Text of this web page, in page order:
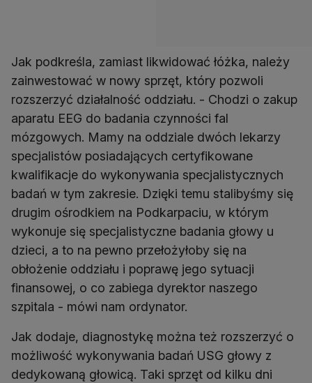
Jak podkreśla, zamiast likwidować łóżka, należy
zainwestować w nowy sprzęt, który pozwoli
rozszerzyć działalność oddziału. - Chodzi o zakup
aparatu EEG do badania czynności fal
mózgowych. Mamy na oddziale dwóch lekarzy
specjalistów posiadających certyfikowane
kwalifikacje do wykonywania specjalistycznych
badań w tym zakresie. Dzięki temu stalibyśmy się
drugim ośrodkiem na Podkarpaciu, w którym
wykonuje się specjalistyczne badania głowy u
dzieci, a to na pewno przełożyłoby się na
obłożenie oddziału i poprawę jego sytuacji
finansowej, o co zabiega dyrektor naszego
szpitala - mówi nam ordynator.
Jak dodaje, diagnostykę można też rozszerzyć o
możliwość wykonywania badań USG głowy z
dedykowaną głowicą. Taki sprzęt od kilku dni